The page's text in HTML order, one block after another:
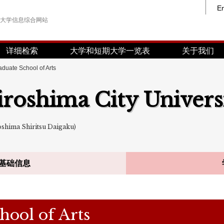
学信息综合网站
详细检索 大学和短期大学一览表 关于我们
School of Arts
City
Shiritsu Daigaku)
础信息
of Arts